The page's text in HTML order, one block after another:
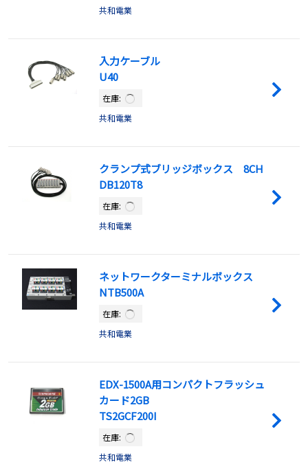
共和電業
入力ケーブル
U40
在庫:
共和電業
クランプ式ブリッジボックス 8CH
DB120T8
在庫:
共和電業
ネットワークターミナルボックス
NTB500A
在庫:
共和電業
EDX-1500A用コンパクトフラッシュ
カード2GB
TS2GCF200I
在庫:
共和電業